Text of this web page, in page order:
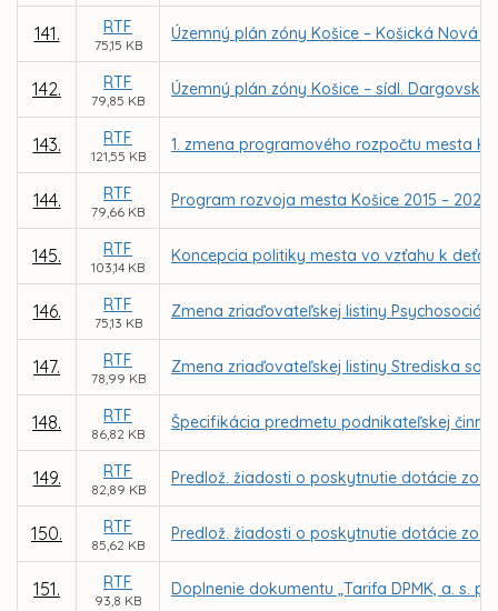
141. RTF
75,15 KB
Územný plán zóny Košice – Košická Nová
142. RTF
79,85 KB
Územný plán zóny Košice – sídl.
143. RTF
121,55 KB
1. zmena programového rozpočtu mesta
144. RTF
79,66 KB
Program rozvoja mesta Košice 2015 –
145. RTF
103,14 KB
Koncepcia politiky mesta vo vzťahu k
146. RTF
75,13 KB
Zmena zriaďovateľskej listiny
147. RTF
78,99 KB
Zmena zriaďovateľskej listiny Strediska
148. RTF
86,82 KB
Špecifikácia predmetu podnikateľskej
149. RTF
82,89 KB
Predlož. žiadosti o poskytnutie dotácie zo
150. RTF
85,62 KB
Predlož. žiadosti o poskytnutie dotácie zo
151. RTF
93,8 KB
Doplnenie dokumentu „Tarifa DPMK, a. s.